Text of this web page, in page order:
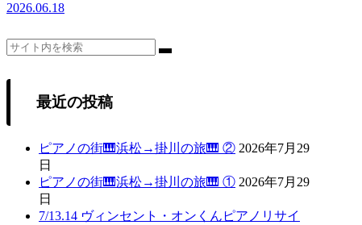
2026.06.18
最近の投稿
ピアノの街🎹浜松→掛川の旅🎹 ② 2026年7月29
日
ピアノの街🎹浜松→掛川の旅🎹 ① 2026年7月29
日
7/13.14 ヴィンセント・オンくんピアノリサイ